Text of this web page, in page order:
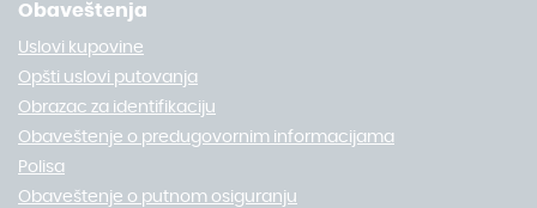
Obaveštenja
Uslovi kupovine
Opšti uslovi putovanja
Obrazac za identifikaciju
Obaveštenje o predugovornim informacijama
Polisa
Obaveštenje o putnom osiguranju